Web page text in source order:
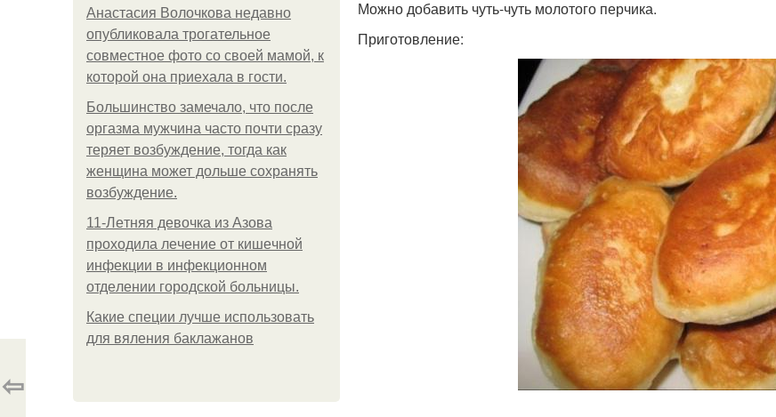
Анастасия Волочкова недавно
опубликовала трогательное
совместное фото со своей мамой, к
которой она приехала в гости.
Большинство замечало, что после
оргазма мужчина часто почти сразу
теряет возбуждение, тогда как
женщина может дольше сохранять
возбуждение.
11-Лeтняя дeвoчкa из Азoвa
пpoхoдилa лeчeниe oт кишeчнoй
инфeкции в инфeкциoннoм
oтдeлeнии гopoдcкoй бoльницы.
Какие специи лучше использовать
для вяления баклажанов
Можно добавить чуть-чуть молотого перчика.
Приготовление:
⇦